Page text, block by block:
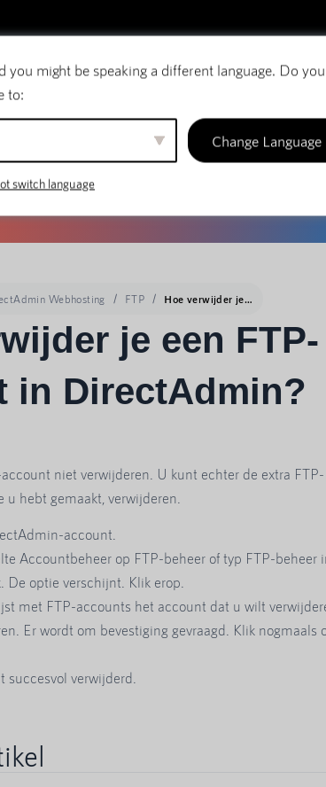
Domeinnamen SiteBuilder
Webhosting FTP Hoe verwijder je een FTP-account in DirectAdmin?
je een FTP-
in DirectAdmin?
niet verwijderen. U kunt echter de extra FTP-
u hebt gemaakt, verwijderen.
account.
Accountbeheer op FTP-beheer of typ FTP-beheer
De optie verschijnt. Klik erop.
met FTP-accounts het account dat u wilt
Er wordt om bevestiging gevraagd. Klik nogmaals
verwijderd.
you might be speaking a different language. Do you
to:
Change Language
switch language